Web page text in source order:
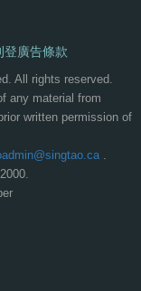
廣告條款
All rights reserved.
any material from
written permission of
.